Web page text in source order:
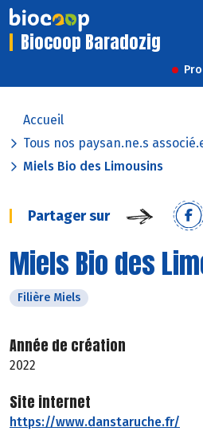
Biocoop Baradozig
Accueil
Tous nos paysan.ne.s
Miels Bio des Limousins
Partager sur
Miels Bio des
Filière Miels
Année de création
2022
Site internet
https://www.danstaruche.fr/